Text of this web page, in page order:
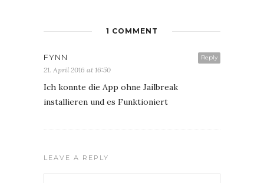
1 COMMENT
Reply
FYNN
21. April 2016 at 16:50
Ich konnte die App ohne Jailbreak
installieren und es Funktioniert
LEAVE A REPLY